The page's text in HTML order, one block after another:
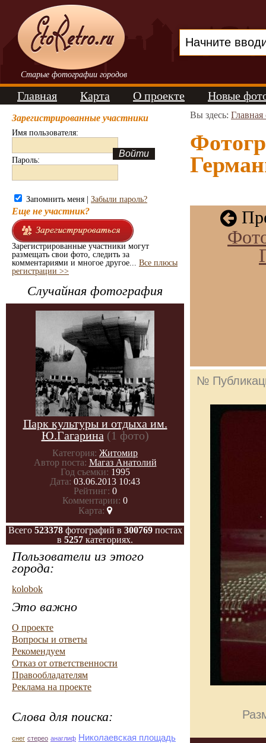
Старые фотографии городов
Главная Карта О проекте Новые
Зарегистрированные участники
Имя пользователя:
Пароль:
Запомнить меня | Забыли пароль?
Еще не участник?
Зарегистрированные участники могут
размещать свои фото, следить за
комментариями и многое другое... Все плюсы
регистрации >>
Случайная фотография
Парк культуры и отдыха им.
Ю.Гагарина (1 фото)
Категория: Житомир
Автор поста: Магаз Анатолий
Год съемки: 1995
Дата: 03.06.2013 10:43
Рейтинг: 0
Комментарии: 0
Карта:
Всего 523378фотографий в 300769постах
в 5257 категориях.
Пользователи из этого
города:
kolobok
Это важно
О проекте
Вопросы и ответы
Рекомендуем
Отказ от ответственности
Правообладателям
Реклама на проекте
Слова для поиска:
снег стерео анаглиф Николаевская площадь
Вы здесь: Главная
№